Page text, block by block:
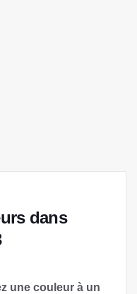
dans
une couleur à un